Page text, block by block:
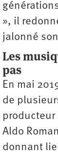
», il
jalonné
Les
pas
En mai
de
producteur
Aldo
donnant